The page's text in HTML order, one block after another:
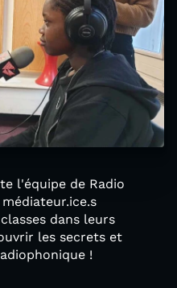
l'équipe de Radio
dans leurs
les secrets et
!